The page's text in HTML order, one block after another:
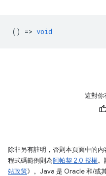
() => void
這對你
除非另有註明，否則本頁面中的內
程式碼範例則為阿帕契 2.0 授權。
站政策》。Java 是 Oracle 和/或